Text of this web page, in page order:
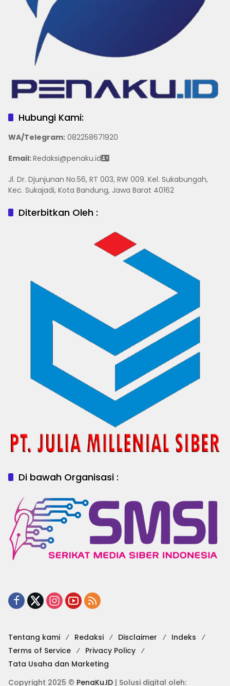
Hubungi Kami:
WA/Telegram: 082258671920
Email:Redaksi@penaku.id
Jl. Dr. Djunjunan No.56, RT 003, RW 009. Kel. Sukabungah,
Kec. Sukajadi, Kota Bandung, Jawa Barat 40162
Diterbitkan Oleh :
Di bawah Organisasi :
Tentang kami Redaksi Disclaimer
Indeks
Terms of Service
Privacy Policy
Tata Usaha dan Marketing
Copyright 2025 © PenaKu.ID | Solusi digital oleh: